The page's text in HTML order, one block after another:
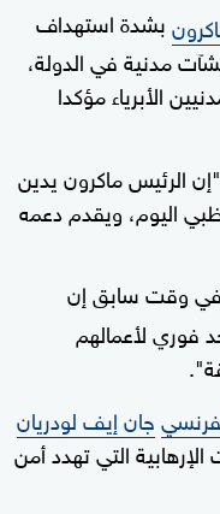
بشدة استهداف
مدنية في الدولة،
الأبرياء مؤكدا
الرئيس ماكرون يدين
اليوم، ويقدم دعمه
وقت سابق إن
فوري لأعمالهم
جان إيف لودريان
التي تهدد أمن